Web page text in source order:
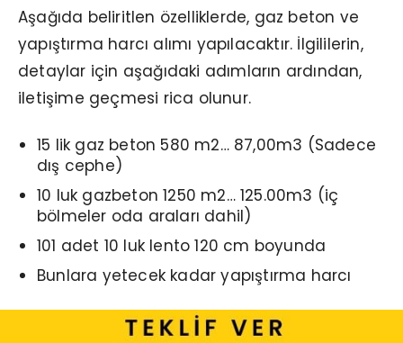
Aşağıda beliritlen özelliklerde, gaz beton ve
yapıştırma harcı alımı yapılacaktır. İlgililerin,
detaylar için aşağıdaki adımların ardından,
iletişime geçmesi rica olunur.
15 lik gaz beton 580 m2… 87,00m3 (Sadece
dış cephe)
10 luk gazbeton 1250 m2… 125.00m3 (iç
bölmeler oda araları dahil)
101 adet 10 luk lento 120 cm boyunda
Bunlara yetecek kadar yapıştırma harcı